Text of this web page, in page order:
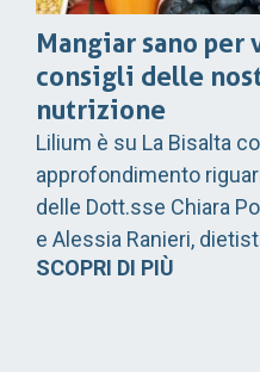
Mangiar sano
consigli delle
nutrizione
Lilium è su La Bisalta
approfondimento
delle Dott.sse Chiara
e Alessia Ranieri,
SCOPRI DI PIÙ